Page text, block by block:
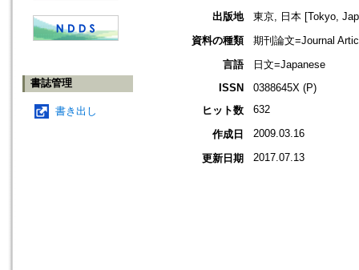
書誌管理
書き出し
出版地
東京, 日本 [Tokyo,
資料の種類
期刊論文=Journal
言語
日文=Japanese
ISSN
0388645X (P)
ヒット数
632
作成日 2009.03.16
更新日期 2017.07.13